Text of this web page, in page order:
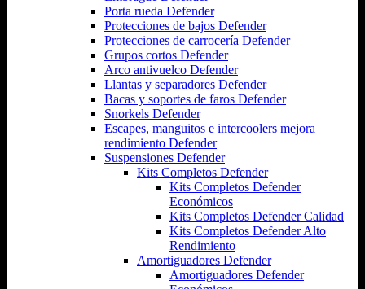
Porta rueda Defender
Protecciones de bajos Defender
Protecciones de carrocería Defender
Grupos cortos Defender
Arco antivuelco Defender
Llantas y separadores Defender
Bacas y soportes de faros Defender
Snorkels Defender
Escapes, manguitos e intercoolers mejora
rendimiento Defender
Suspensiones Defender
Kits Completos Defender
Kits Completos Defender
Económicos
Kits Completos Defender Calidad
Kits Completos Defender Alto
Rendimiento
Amortiguadores Defender
Amortiguadores Defender